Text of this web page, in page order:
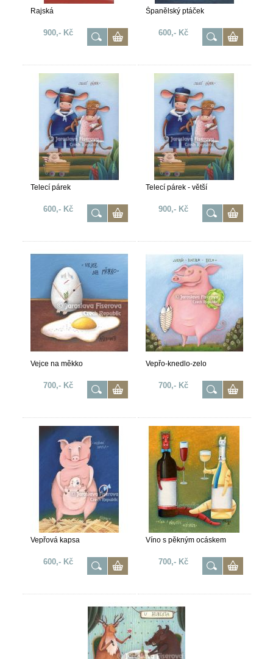
Rajská
900,- Kč
Španělský ptáček
600,- Kč
Telecí párek
600,- Kč
Telecí párek - větší
900,- Kč
Vejce na měkko
700,- Kč
Vepřo-knedlo-zelo
700,- Kč
Vepřová kapsa
600,- Kč
Víno s pěkným ocáskem
700,- Kč